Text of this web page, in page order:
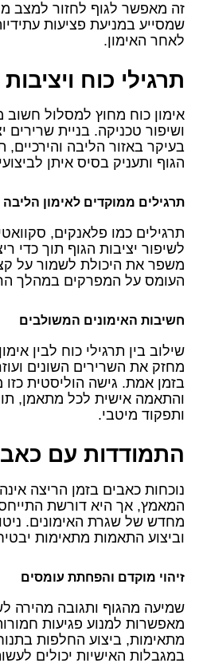
זה מאפשר לגוף לחזור למצב
שמסייע במניעת פציעות
לאחר האימון.
תרגילי כוח ויציבות
אימון כוח מחוץ למסלול חשוב
ושיפור טכניקה. בניית
בעיקר באזור הליבה והירכיים,
הגוף ותעניק בסיס איתן
תרגילים ממוקדים לאימון הליבה
תרגילים כמו פלאנקים,
לשיפור יציבות הגוף תוך כדי
משפר את היכולת לשמור על
העומס על המפרקים במהלך
חשיבות האימונים המשולבים
שילוב בין תרגילי כוח לבין
מחזק את השרירים השונים
בזמן אמת. גישה הוליסטית
והתאמה אישית לכל מתאמן,
ותפקוד מיטבי.
התמודדות עם
נוכחות כאבים בזמן הריצה
המאמץ, אך היא דורשת
מחדש של שגרת האימונים.
וביצוע התאמות מתאימות
זיהוי מוקדם והפחתת עומסים
שמיעה מהגוף ותגובה מהירה
מאפשרות למנוע פגיעות
מתאימות, ביצוע החלפות
במגבלות האישיות יכולים